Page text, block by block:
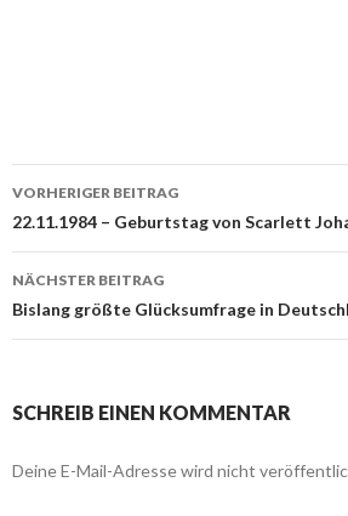
Beitragsnavigation
VORHERIGER BEITRAG
22.11.1984 – Geburtstag von Scarlett
NÄCHSTER BEITRAG
Bislang größte Glücksumfrage in
SCHREIB EINEN KOMMENTAR
Deine E-Mail-Adresse wird nicht